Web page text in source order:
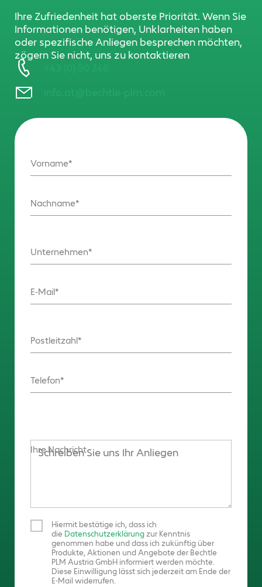
Ihre Zufriedenheit hat oberste Priorität. Wenn Sie
Informationen benötigen, Unklarheiten haben
oder spezifische Anliegen besprechen möchten,
zögern Sie nicht, uns zu kontaktieren
Vorname
Nachname
Unternehmen
E-Mail
Postleitzahl
Telefon
Ihre Nachricht
Hiermit bestätige ich, dass ich
die Datenschutzerklärungzur Kenntnis
genommen habe und dass ich zukünftig über
Produkte, Aktionen und Angebote der Bechtle
PLM Austria GmbH informiert werden möchte.
Diese Einwilligung lässt sich jederzeit am Ende der
E-Mail widerrufen.